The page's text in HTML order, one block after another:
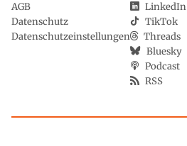
AGB
Datenschutz
Datenschutzeinstellungen
LinkedIn
TikTok
Threads
Bluesky
Podcast
RSS